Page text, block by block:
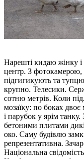
Нарешті кидаю жінку
центр. З фотокамерою,
підгигикують та
крупно. Телесики.
сотню метрів. Коли
мозаїку: по боках
і парубок у ярім
бетоними плитами
око. Саму будівлю
репрезентативна.
Національна